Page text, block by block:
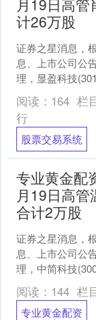
计26万股
证券之星消息，
息、上市公司公
理，显盈科技
人员股份变动情
董....
阅读： 164 栏
行
股票交易系统
专业黄金配
月19日高
合计2万股
证券之星消息，
息、上市公司公
理，中简科技
人员股份变动情
董....
阅读： 144 栏
专业黄金配资